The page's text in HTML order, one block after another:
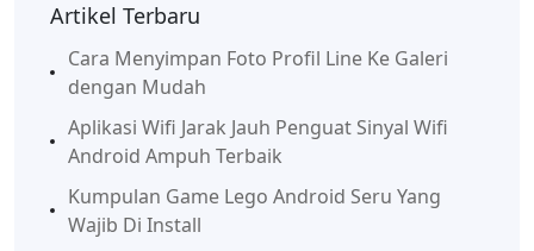
Artikel Terbaru
Cara Menyimpan Foto Profil Line Ke Galeri
dengan Mudah
Aplikasi Wifi Jarak Jauh Penguat Sinyal Wifi
Android Ampuh Terbaik
Kumpulan Game Lego Android Seru Yang
Wajib Di Install